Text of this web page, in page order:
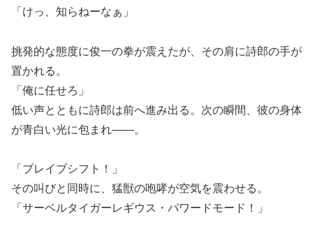
「けっ、知らねーなぁ」
挑発的な態度に俊一の拳が震えたが、その肩に詩郎の手が
置かれる。
「俺に任せろ」
低い声とともに詩郎は前へ進み出る。次の瞬間、彼の身体
が青白い光に包まれ――。
「ブレイブシフト！」
その叫びと同時に、猛獣の咆哮が空気を震わせる。
「サーベルタイガーレギウス・パワードモード！」